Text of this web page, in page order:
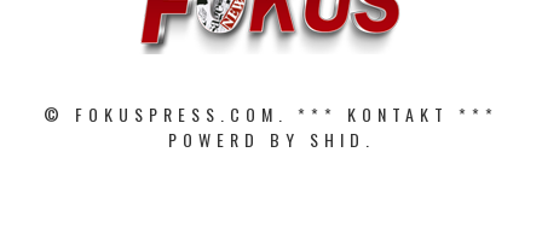
© FOKUSPRESS.COM. *** KONTAKT
***
POWERD BY SHID.